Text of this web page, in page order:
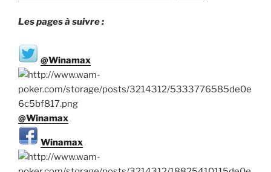
Les pages à suivre :
@Winamax
@Winamax
Winamax